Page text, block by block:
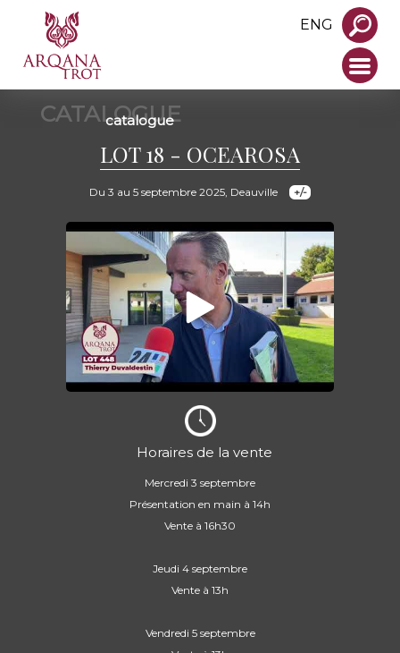
ENG
CATALOGUE
catalogue
LOT 18 - OCEAROSA
Du 3 au 5 septembre 2025, Deauville
Horaires de la vente
Mercredi 3 septembre
Présentation en main à 14h
Vente à 16h30
Jeudi 4 septembre
Vente à 13h
Vendredi 5 septembre